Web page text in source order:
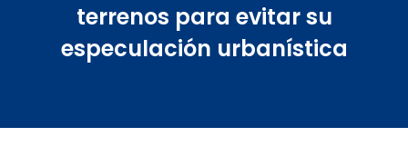
terrenos para evitar su
especulación urbanística